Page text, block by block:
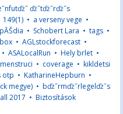
ďż˝tďż˝rďż˝s
149(1) • a verseny vege •
• Schobert Lara • tags •
• AGLstockforecast •
• ASALocalRun • Hely brlet •
• coverage • kikldetsi
otp • KatharineHepburn •
megye) • bďż˝rmďż˝rlegelďż˝s
2017 • Biztosítások